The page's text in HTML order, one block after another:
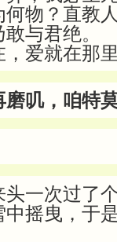
何物？直教
与君绝。
，爱就在那
叽，咱特
一次过了
摇曳，于